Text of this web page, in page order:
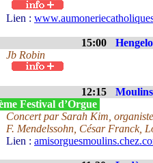
Lien :
15:00
Jb Robin
12:15
Festival d’Orgue
Concert par Sarah Kim,
F. Mendelssohn, César Franck,
Lien :